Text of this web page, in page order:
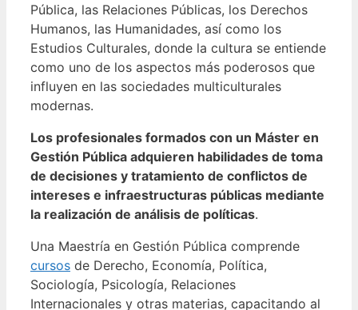
Pública, las Relaciones Públicas, los Derechos
Humanos, las Humanidades, así como los
Estudios Culturales, donde la cultura se entiende
como uno de los aspectos más poderosos que
influyen en las sociedades multiculturales
modernas.
Los profesionales formados con un Máster en
Gestión Pública adquieren habilidades de toma
de decisiones y tratamiento de conflictos de
intereses e infraestructuras públicas mediante
la realización de análisis de políticas.
Una Maestría en Gestión Pública comprende
cursos de Derecho, Economía, Política,
Sociología, Psicología, Relaciones
Internacionales y otras materias, capacitando al